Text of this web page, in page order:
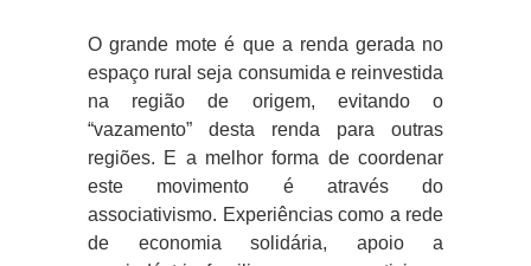
O grande mote é que a renda gerada no
espaço rural seja consumida e reinvestida
na região de origem, evitando o
“vazamento” desta renda para outras
regiões. E a melhor forma de coordenar
este movimento é através do
associativismo. Experiências como a rede
de economia solidária, apoio a